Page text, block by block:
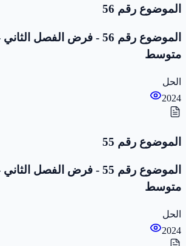
الموضوع رقم 56
متوسط
الحل
2024
الموضوع رقم 55
متوسط
الحل
2024